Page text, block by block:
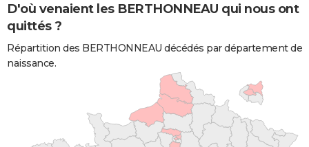
D'où venaient les BERTHONNEAU qui nous ont
quittés ?
Répartition des BERTHONNEAU décédés par département de
naissance.